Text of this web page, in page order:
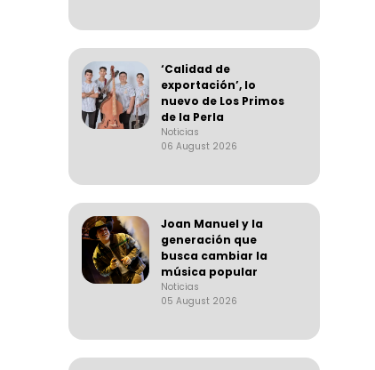
‘Calidad de
exportación’, lo
nuevo de Los Primos
de la Perla
Noticias
06 August 2026
Joan Manuel y la
generación que
busca cambiar la
música popular
Noticias
05 August 2026